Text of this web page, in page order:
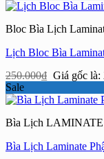
Bloc Bìa Lịch
Lịch Bloc Bìa
250.000₫ Giá gốc là:
Sale
Bìa Lịch LAMINATE
Bìa Lịch Laminate